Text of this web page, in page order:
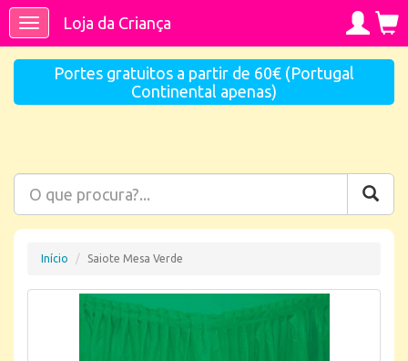
ToggleLoja da Criança
Portes gratuitos a partir de 60€ (Portugal
Continental apenas)
Início Saiote Mesa Verde